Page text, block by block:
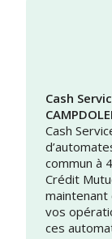
Cash
Cash
commun à
Crédit
vos
ces